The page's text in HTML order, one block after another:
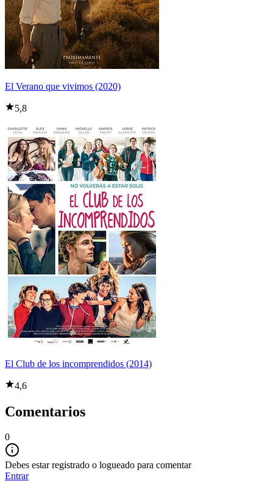
El Verano que vivimos (2020)
5,8
El Club de los incomprendidos (2014)
4,6
Comentarios
0
Debes estar registrado o logueado para comentar
Entrar